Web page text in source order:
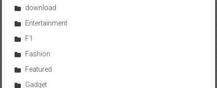
download
Entertainment
F1
Fashion
Featured
Gadget